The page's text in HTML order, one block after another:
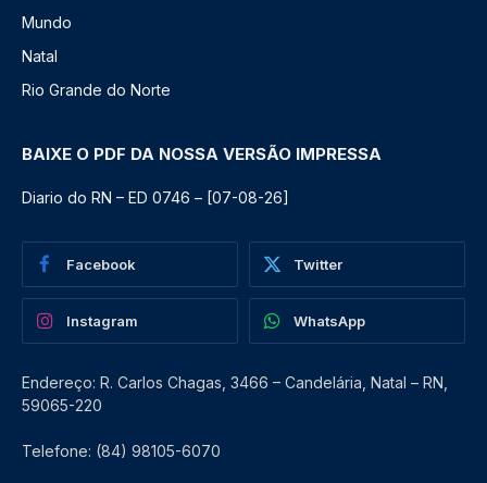
Mundo
Natal
Rio Grande do Norte
BAIXE O PDF DA NOSSA VERSÃO IMPRESSA
Diario do RN – ED 0746 – [07-08-26]
Facebook Twitter
Instagram WhatsApp
Endereço: R. Carlos Chagas, 3466 – Candelária, Natal – RN,
59065-220
Telefone: (84) 98105-6070